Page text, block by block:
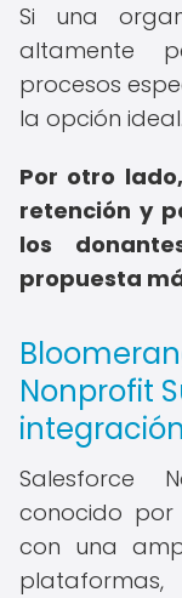
Si una
altamente
procesos
la opción ideal.
Por otro
retención y
los
propuesta
Nonprofit
Salesforce
conocido
con una